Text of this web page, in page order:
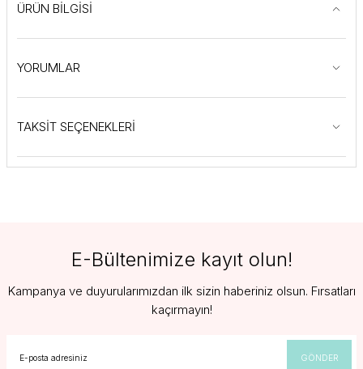
ÜRÜN BİLGİSİ
YORUMLAR
TAKSİT SEÇENEKLERİ
E-Bültenimize kayıt olun!
Kampanya ve duyurularımızdan ilk sizin haberiniz olsun. Fırsatları
kaçırmayın!
GÖNDER